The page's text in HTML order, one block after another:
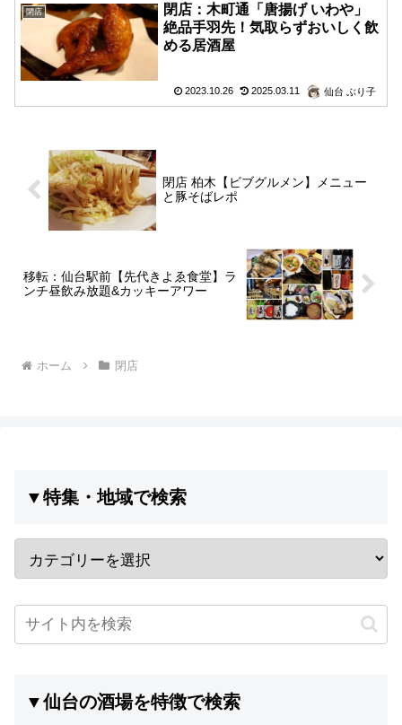
閉店
閉店：木町通「唐揚げ いわや」
絶品手羽先！気取らずおいしく飲
める居酒屋
2023.10.26 2025.03.11 仙台 ぶり子
閉店 柏木【ビブグルメン】メニュー
と豚そばレポ
移転：仙台駅前【先代きよゑ食堂】ラ
ンチ昼飲み放題&カッキーアワー
ホーム 閉店
▼特集・地域で検索
▼仙台の酒場を特徴で検索